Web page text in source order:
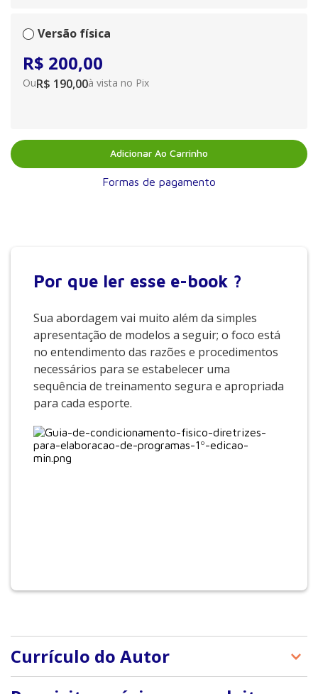
Versão física
R$ 200,00
OuR$ 190,00à vista no Pix
Adicionar Ao Carrinho
Formas de pagamento
Por que ler esse e-book ?
Sua abordagem vai muito além da simples
apresentação de modelos a seguir; o foco está
no entendimento das razões e procedimentos
necessários para se estabelecer uma
sequência de treinamento segura e apropriada
para cada esporte.
Currículo do Autor
Criada em 1978, a NSCA é uma associação